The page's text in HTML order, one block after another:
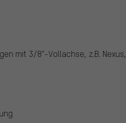
mit 3/8"-Vollachse, z.B.